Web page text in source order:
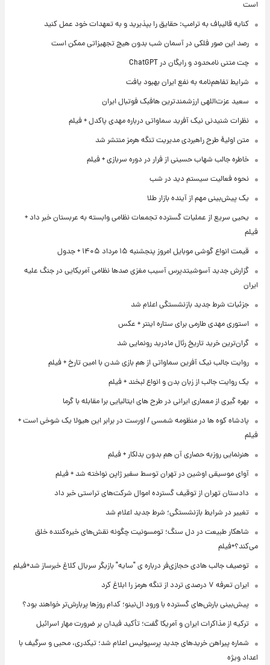
است
کنایه قالیباف به ترامپ: حقایق را بپذیرید و به تعهدات خود عمل کنید
رصد این صور فلکی در آسمان شب بدون هیچ تجهیزاتی ممکن است
چت متنی نامحدود و رایگان در ChatGPT
شرایط تفاهم‌نامه به نفع ایران بهبود یافت
سعید عزت‌اللهی ارزشمندترین هافبک فوتبال ایران
نظرات شنیدنی نیک آفرید سماواتی درباره مهدی پاکدل + فیلم
متن اولیۀ طرح راهبردی مدیریت تنگه هرمز منتشر شد
خاطره جالب شهاب حسینی از فرار در دوره سربازی + فیلم
نحوه فعالیت سیستم دید در شب
یک پیش‌بینی مهم از آینده بازار طلا
یحیی سریع از عملیات گسترده تجمعات نظامی وابسته به عربستان خبر داد +
فیلم
قیمت انواع گوشی موبایل امروز پنجشنبه ۱۵ مرداد ۱۴۰۵ + جدول
گزارش جدید آسوشیتدپرس آسیب مغزی صدها نظامی آمریکایی در جنگ علیه
ایران
جزئیات شرط جدید بازنشستگی اعلام شد
استوری مهدی طارمی برای ستاره اینتر + عکس
گران‌ترین خرید تاریخ رئال مادرید رونمایی شد
روایت جالب نیک آفرین سماواتی از هم بازی شدن با امین تارخ + فیلم
یک روایت جالب از زبان بدن و انواع لبخند + فیلم
بهره گیری از معماری ایرانی در طرح های ایتالیایی برا مقابله با گرما
پادشاه کوه ها در منظومه شمسی / اورست در برابر این هیولا یک شوخی است +
فیلم
هنرنمایی روزبه حصاری آن هم بدون بدلکار + فیلم
آوای موسیقی اوشین در تهران توسط سفیر ژاپن نواخته شد + فیلم
دادستان تهران از توقیف گسترده اموال شرکت‌های تراستی خبر داد
تغییر در شرایط بازنشستگی؛ شرط جدید اعلام شد
شاهکار طبیعت در دل سنگ؛ تومسونیت چگونه نقش‌های خیره‌کننده خلق
می‌کند؟+فیلم
توصیف جالب هادی حجازی‌فر درباره ی "سایه" بازیگر سریال کلاغ خبرساز شد+فیلم
ایران تعرفه ۷ درصدی تردد از تنگه هرمز را ابلاغ کرد
پیش‌بینی بارش‌های گسترده با ورود ال‌نینو؛ کدام روزها پربارش‌تر خواهند بود؟
ترکیه از مذاکرات ایران و آمریکا گفت؛ تأکید فیدان بر ضرورت مهار اسرائیل
شماره پیراهن خریدهای جدید پرسپولیس اعلام شد؛ تیکدری، محبی و سرگیف با
اعداد ویژه